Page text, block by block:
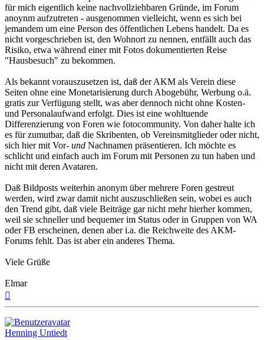
für mich eigentlich keine nachvollziehbaren Gründe, im Forum
anoynm aufzutreten - ausgenommen vielleicht, wenn es sich bei
jemandem um eine Person des öffentlichen Lebens handelt. Da es
nicht vorgeschrieben ist, den Wohnort zu nennen, entfällt auch das
Risiko, etwa während einer mit Fotos dokumentierten Reise
"Hausbesuch" zu bekommen.
Als bekannt vorauszusetzen ist, daß der AKM als Verein diese
Seiten ohne eine Monetarisierung durch Abogebühr, Werbung o.ä.
gratis zur Verfügung stellt, was aber dennoch nicht ohne Kosten-
und Personalaufwand erfolgt. Dies ist eine wohltuende
Differenzierung von Foren wie fotocommunity. Von daher halte ich
es für zumutbar, daß die Skribenten, ob Vereinsmitglieder oder nicht,
sich hier mit Vor- und Nachnamen präsentieren. Ich möchte es
schlicht und einfach auch im Forum mit Personen zu tun haben und
nicht mit deren Avataren.
Daß Bildposts weiterhin anonym über mehrere Foren gestreut
werden, wird zwar damit nicht auszuschließen sein, wobei es auch
den Trend gibt, daß viele Beiträge gar nicht mehr hierher kommen,
weil sie schneller und bequemer im Status oder in Gruppen von WA
oder FB erscheinen, denen aber i.a. die Reichweite des AKM-
Forums fehlt. Das ist aber ein anderes Thema.
Viele Grüße
Elmar
oben
Henning Untiedt